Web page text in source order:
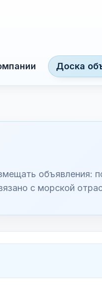
Доска
объявления:
с морской